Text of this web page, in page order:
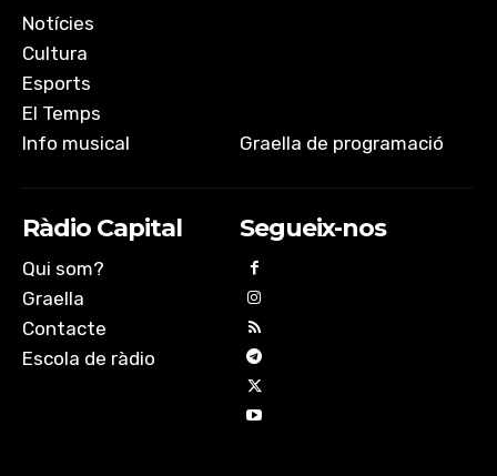
EMBED
Notícies
Cultura
Esports
El Temps
Info musical
Graella de programació
Ràdio Capital
Qui som?
Graella
Contacte
Escola de ràdio
Segueix-nos